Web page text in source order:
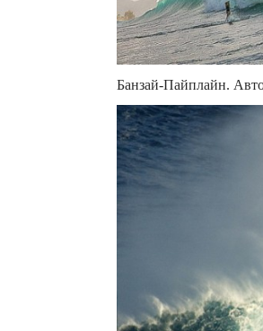
Банзай-Пайплайн.